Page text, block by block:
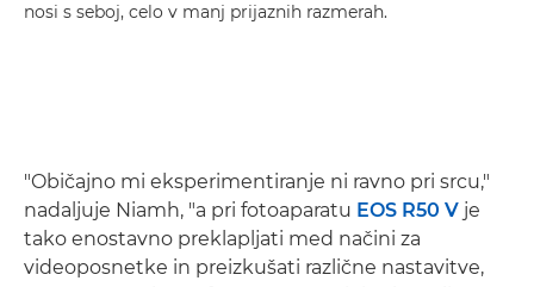
nosi s seboj, celo v manj prijaznih razmerah.
"Običajno mi eksperimentiranje ni ravno pri srcu,"
nadaljuje Niamh, "a pri fotoaparatu EOS R50 V je
tako enostavno preklapljati med načini za
videoposnetke in preizkušati različne nastavitve,